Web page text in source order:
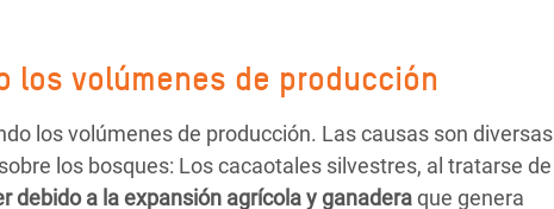
los volúmenes de producción
los volúmenes de producción. Las causas son diversas
los bosques: Los cacaotales silvestres, al tratarse de
debido a la expansión agrícola y ganaderaque genera